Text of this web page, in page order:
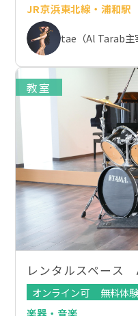
JR京浜東北線・浦和駅
tae（Al Tarab主
教室
レンタルスペース
オンライン可
無料体